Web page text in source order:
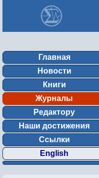
Главная
Новости
Книги
Журналы
Редактору
Наши достижения
Ссылки
English